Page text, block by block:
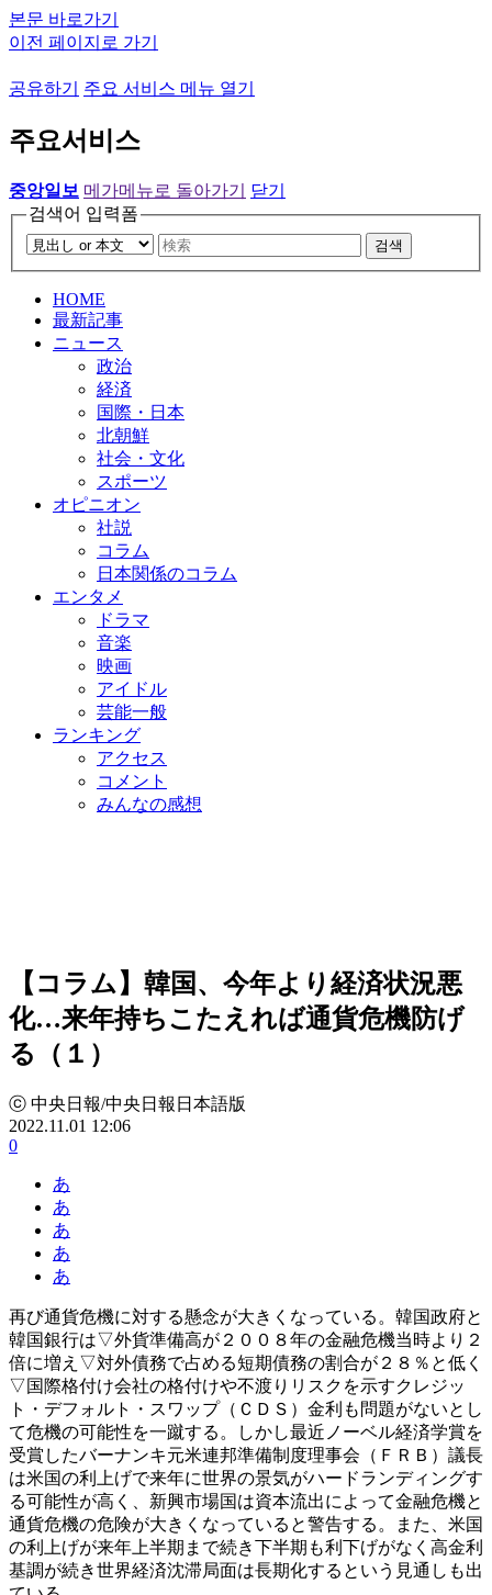
본문 바로가기
이전 페이지로 가기
공유하기 주요 서비스 메뉴 열기
주요서비스
중앙일보 메가메뉴로 돌아가기
닫기
검색어 입력폼
검색
HOME
最新記事
ニュース
政治
経済
国際・日本
北朝鮮
社会・文化
スポーツ
オピニオン
社説
コラム
日本関係のコラム
エンタメ
ドラマ
音楽
映画
アイドル
芸能一般
ランキング
アクセス
コメント
みんなの感想
【コラム】韓国、今年より経済状況悪
化…来年持ちこたえれば通貨危機防げ
る（１）
ⓒ 中央日報/中央日報日本語版
2022.11.01 12:06
0
あ
あ
あ
あ
あ
再び通貨危機に対する懸念が大きくなっている。韓国政府と
韓国銀行は▽外貨準備高が２００８年の金融危機当時より２
倍に増え▽対外債務で占める短期債務の割合が２８％と低く
▽国際格付け会社の格付けや不渡りリスクを示すクレジッ
ト・デフォルト・スワップ（ＣＤＳ）金利も問題がないとし
て危機の可能性を一蹴する。しかし最近ノーベル経済学賞を
受賞したバーナンキ元米連邦準備制度理事会（ＦＲＢ）議長
は米国の利上げで来年に世界の景気がハードランディングす
る可能性が高く、新興市場国は資本流出によって金融危機と
通貨危機の危険が大きくなっていると警告する。また、米国
の利上げが来年上半期まで続き下半期も利下げがなく高金利
基調が続き世界経済沈滞局面は長期化するという見通しも出